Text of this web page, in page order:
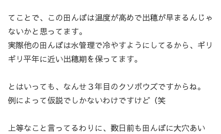
てことで、この田んぼは温度が高めで出穂が早まるんじゃ
ないかと思ってます。
実際他の田んぼは水管理で冷やすようにしてるから、ギリ
ギリ平年に近い出穂期を保ってます。
とはいっても、なんせ３年目のクソボウズですからね。
例によって仮説でしかないわけですけど（笑
上等なこと言ってるわりに、数日前も田んぼに大穴あい